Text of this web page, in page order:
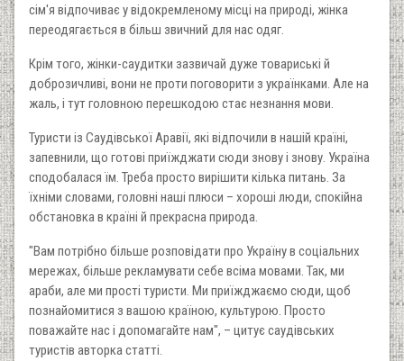
сім'я відпочиває у відокремленому місці на природі, жінка
переодягається в більш звичний для нас одяг.
Крім того, жінки-саудитки зазвичай дуже товариські й
доброзичливі, вони не проти поговорити з українками. Але на
жаль, і тут головною перешкодою стає незнання мови.
Туристи із Саудівської Аравії, які відпочили в нашій країні,
запевнили, що готові приїжджати сюди знову і знову. Україна
сподобалася їм. Треба просто вирішити кілька питань. За
їхніми словами, головні наші плюси – хороші люди, спокійна
обстановка в країні й прекрасна природа.
"Вам потрібно більше розповідати про Україну в соціальних
мережах, більше рекламувати себе всіма мовами. Так, ми
араби, але ми прості туристи. Ми приїжджаємо сюди, щоб
познайомитися з вашою країною, культурою. Просто
поважайте нас і допомагайте нам", – цитує саудівських
туристів авторка статті.